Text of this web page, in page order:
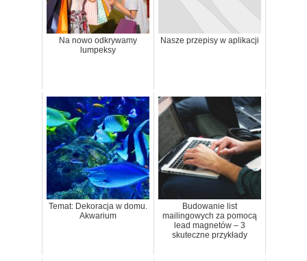
Na nowo odkrywamy
lumpeksy
Nasze przepisy w aplikacji
Temat: Dekoracja w domu.
Akwarium
Budowanie list
mailingowych za pomocą
lead magnetów – 3
skuteczne przykłady